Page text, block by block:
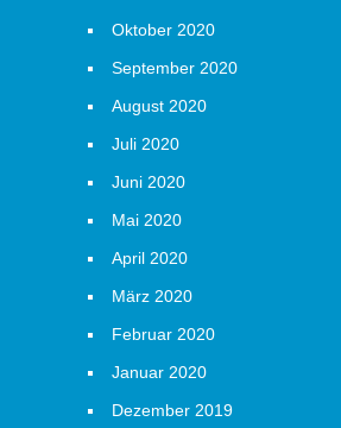
Oktober 2020
September 2020
August 2020
Juli 2020
Juni 2020
Mai 2020
April 2020
März 2020
Februar 2020
Januar 2020
Dezember 2019